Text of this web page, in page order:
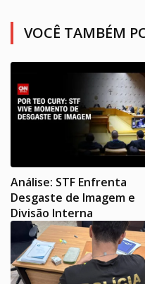
VOCÊ TAMBÉM
Análise: STF Enfrenta
Desgaste de Imagem e
Divisão Interna